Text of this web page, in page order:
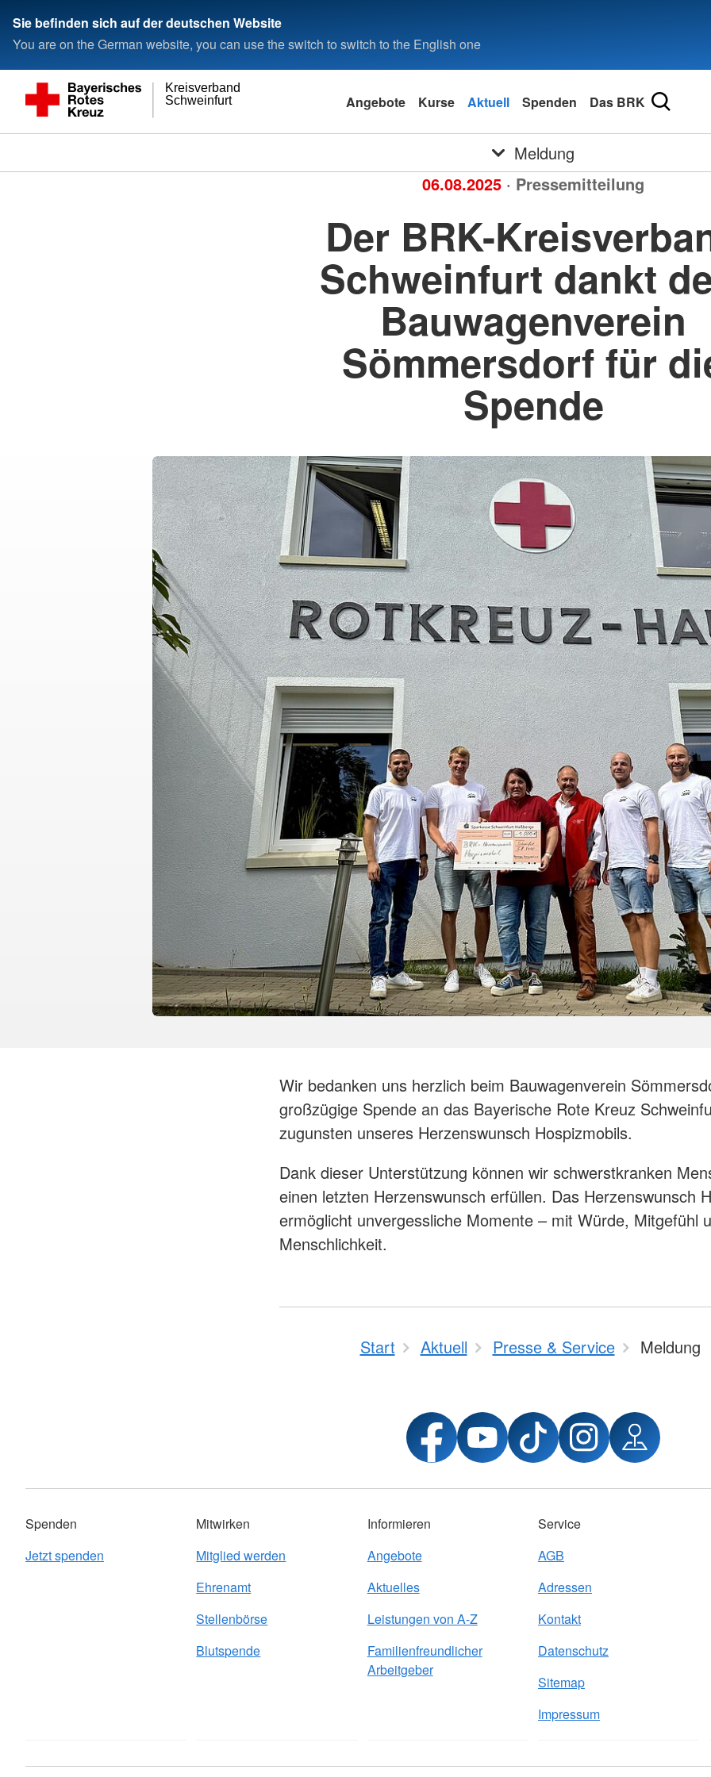
Sie befinden sich auf der deutschen Website
You are on the German website, you can use the switch to switch to the English one
Schweinfurt
Kreisverband
Angebote Kurse Aktuell Spenden Das BRK
Meldung
06.08.2025 · Pressemitteilung
Der BRK-
Schweinfurt dankt
Bauwagenverein
Sömmersdorf für
Spende
Wir bedanken uns herzlich beim Bauwagenverein
großzügige Spende an das Bayerische Rote Kreuz
zugunsten unseres Herzenswunsch Hospizmobils.
Dank dieser Unterstützung können wir schwerstkranken
einen letzten Herzenswunsch erfüllen. Das Herzenswunsch
ermöglicht unvergessliche Momente – mit Würde, Mitgefühl
Menschlichkeit.
Start Aktuell Presse & Service Meldung
Spenden
Jetzt spenden
Mitwirken
Mitglied werden
Ehrenamt
Stellenbörse
Blutspende
Informieren
Angebote
Aktuelles
Leistungen von A-Z
Familienfreundlicher
Arbeitgeber
Service
AGB
Adressen
Kontakt
Datenschutz
Sitemap
Impressum